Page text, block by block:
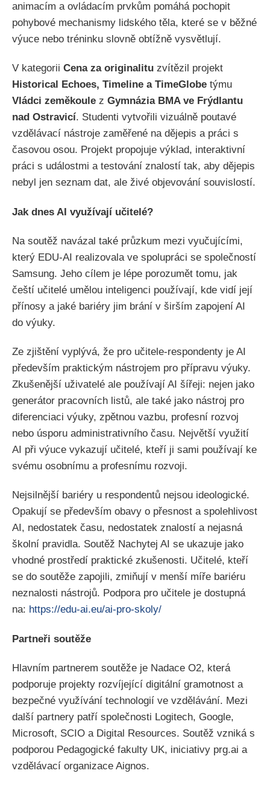
animacím a ovládacím prvkům pomáhá pochopit
pohybové mechanismy lidského těla, které se v běžné
výuce nebo tréninku slovně obtížně vysvětlují.
V kategorii Cena za originalitu zvítězil projekt
Historical Echoes, Timeline a TimeGlobe týmu
Vládci zeměkoule z Gymnázia BMA ve Frýdlantu
nad Ostravicí. Studenti vytvořili vizuálně poutavé
vzdělávací nástroje zaměřené na dějepis a práci s
časovou osou. Projekt propojuje výklad, interaktivní
práci s událostmi a testování znalostí tak, aby dějepis
nebyl jen seznam dat, ale živé objevování souvislostí.
Jak dnes AI využívají učitelé?
Na soutěž navázal také průzkum mezi vyučujícími,
který EDU-AI realizovala ve spolupráci se společností
Samsung. Jeho cílem je lépe porozumět tomu, jak
čeští učitelé umělou inteligenci používají, kde vidí její
přínosy a jaké bariéry jim brání v širším zapojení AI
do výuky.
Ze zjištění vyplývá, že pro učitele-respondenty je AI
především praktickým nástrojem pro přípravu výuky.
Zkušenější uživatelé ale používají AI šířeji: nejen jako
generátor pracovních listů, ale také jako nástroj pro
diferenciaci výuky, zpětnou vazbu, profesní rozvoj
nebo úsporu administrativního času. Největší využití
AI při výuce vykazují učitelé, kteří ji sami používají ke
svému osobnímu a profesnímu rozvoji.
Nejsilnější bariéry u respondentů nejsou ideologické.
Opakují se především obavy o přesnost a spolehlivost
AI, nedostatek času, nedostatek znalostí a nejasná
školní pravidla. Soutěž Nachytej AI se ukazuje jako
vhodné prostředí praktické zkušenosti. Učitelé, kteří
se do soutěže zapojili, zmiňují v menší míře bariéru
neznalosti nástrojů. Podpora pro učitele je dostupná
na: https://edu-ai.eu/ai-pro-skoly/
Partneři soutěže
Hlavním partnerem soutěže je Nadace O2, která
podporuje projekty rozvíjející digitální gramotnost a
bezpečné využívání technologií ve vzdělávání. Mezi
další partnery patří společnosti Logitech, Google,
Microsoft, SCIO a Digital Resources. Soutěž vzniká s
podporou Pedagogické fakulty UK, iniciativy prg.ai a
vzdělávací organizace Aignos.